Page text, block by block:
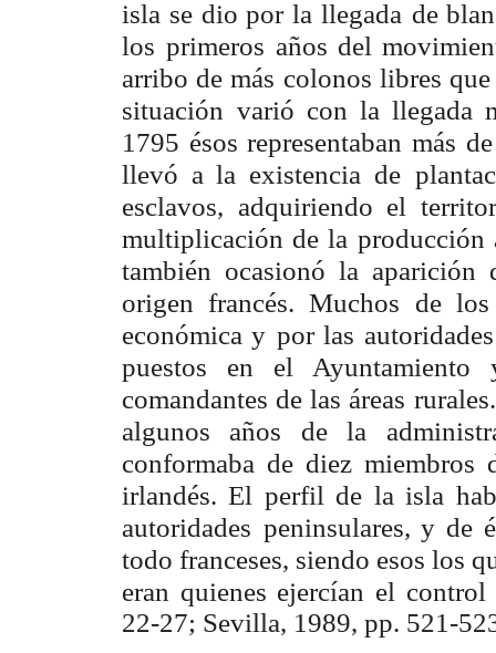
isla se dio por la llegada de
los primeros años del
arribo de más colonos libres que
situación varió con la llegada
1795 ésos representaban más
llevó a la existencia de
esclavos, adquiriendo el
multiplicación de la producción
también ocasionó la aparición
origen francés. Muchos de los
económica y por las
puestos en el
comandantes de las áreas
algunos años de la
conformaba de diez miembros
irlandés. El perfil de la isla
autoridades peninsulares, y de
todo franceses, siendo esos los
eran quienes ejercían el control
22-27; Sevilla, 1989, pp. 521-